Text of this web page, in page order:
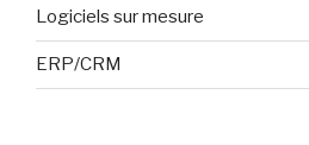
Logiciels sur mesure
ERP/CRM